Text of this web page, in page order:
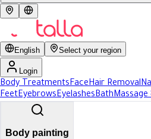
English Select your region
Login
Body TreatmentsFaceHair Removal
FeetEyebrowsEyelashesBathMassage
Body painting